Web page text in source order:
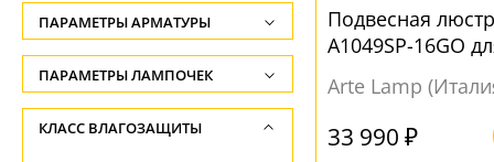
Подвесная
A1049SP-16GO
Arte Lamp
33 990 ₽
Длина подвеса, см
-
Ширина, см
-
ФОРМА ПЛАФОНА
Без плафона(8)
Декоративный(13)
Конус(10)
ПАРАМЕТРЫ АРМАТУРЫ
ЦВЕТ АРМАТУРЫ
Бежевый(1)
ПАРАМЕТРЫ ЛАМПОЧЕК
Количество ламп
-
КЛАСС ВЛАГОЗАЩИТЫ